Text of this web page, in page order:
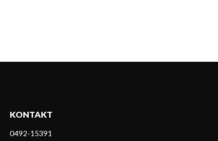
KONTAKT
0492-15391